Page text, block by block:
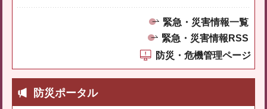
緊急・災害情報一覧
緊急・災害情報RSS
防災・危機管理ページ
防災ポータル